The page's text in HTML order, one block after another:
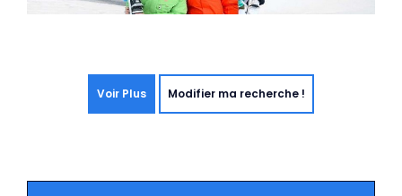
Voir Plus Modifier ma recherche !